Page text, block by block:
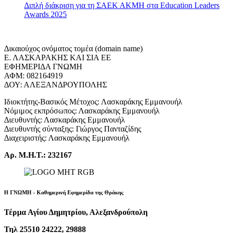
Διπλή διάκριση για τη ΣΑΕΚ ΑΚΜΗ στα Education Leaders
Awards 2025
Δικαιούχος ονόματος τομέα (domain name)
Ε. ΛΑΣΚΑΡΑΚΗΣ ΚΑΙ ΣΙΑ ΕΕ
ΕΦΗΜΕΡΙΔΑ ΓΝΩΜΗ
ΑΦΜ: 082164919
ΔΟΥ: ΑΛΕΞΑΝΔΡΟΥΠΟΛΗΣ
Ιδιοκτήτης-Βασικός Μέτοχος: Λασκαράκης Εμμανουήλ
Νόμιμος εκπρόσωπος: Λασκαράκης Εμμανουήλ
Διευθυντής: Λασκαράκης Εμμανουήλ
Διευθυντής σύνταξης: Γιώργος Πανταζίδης
Διαχειριστής: Λασκαράκης Εμμανουήλ
Αρ. Μ.Η.Τ.: 232167
Η ΓΝΩΜΗ - Καθημερινή Εφημερίδα της Θράκης
Τέρμα Αγίου Δημητρίου, Αλεξανδρούπολη
Τηλ 25510 24222, 29888